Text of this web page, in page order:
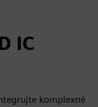
IC
komplexné